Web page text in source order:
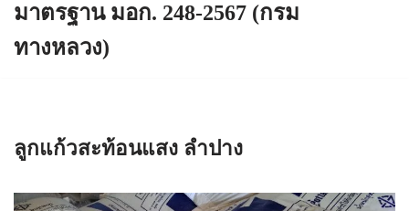
มาตรฐาน มอก. 248-2567 (กรม
ทางหลวง)
ลูกแก้วสะท้อนแสง ลำปาง